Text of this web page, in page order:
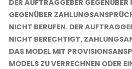
DER AUFTRAGGEBER
GEGENÜBER
NICHT BERUFEN. DER
NICHT BERECHTIGT,
DAS MODEL MIT
MODELS ZU VERRECHNEN ODER